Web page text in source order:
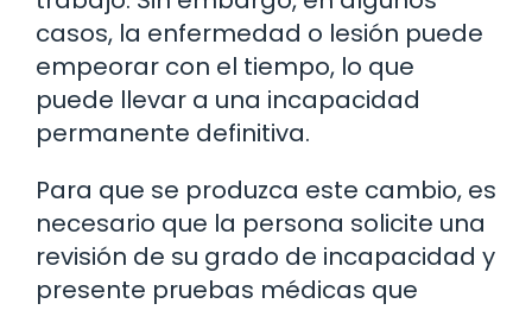
casos, la enfermedad o lesión puede
empeorar con el tiempo, lo que
puede llevar a una incapacidad
permanente definitiva.
Para que se produzca este cambio, es
necesario que la persona solicite una
revisión de su grado de incapacidad y
presente pruebas médicas que